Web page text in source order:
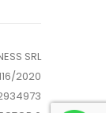
SRL
2020